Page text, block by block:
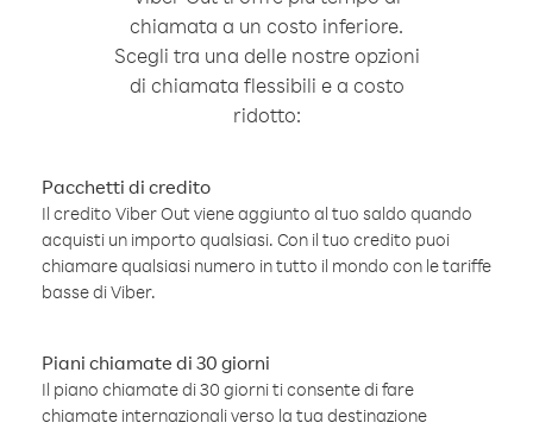
chiamata a un costo inferiore.
Scegli tra una delle nostre opzioni
di chiamata flessibili e a costo
ridotto:
Pacchetti di credito
Il credito Viber Out viene aggiunto al tuo saldo quando
acquisti un importo qualsiasi. Con il tuo credito puoi
chiamare qualsiasi numero in tutto il mondo con le tariffe
basse di Viber.
Piani chiamate di 30 giorni
Il piano chiamate di 30 giorni ti consente di fare
chiamate internazionali verso la tua destinazione